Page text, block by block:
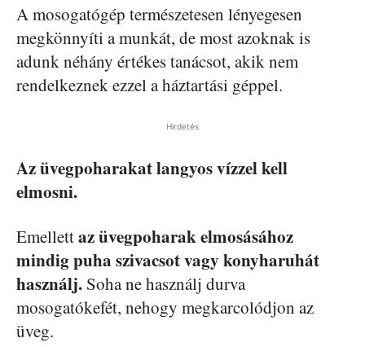
A mosogatógép természetesen lényegesen
megkönnyíti a munkát, de most azoknak is
adunk néhány értékes tanácsot, akik nem
rendelkeznek ezzel a háztartási géppel.
Hirdetés
Az üvegpoharakat langyos vízzel kell
elmosni.
Emellettaz üvegpoharak elmosásához
mindig puha szivacsot vagy konyharuhát
használj. Soha ne használj durva
mosogatókefét, nehogy megkarcolódjon az
üveg.